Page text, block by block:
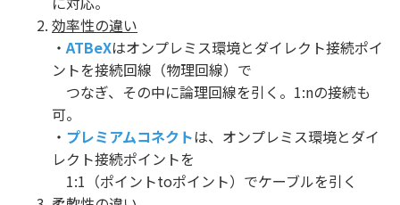
効率性の違い
・ATBeXはオンプレミス環境とダイレクト接続ポイ
ントを接続回線（物理回線）で
つなぎ、その中に論理回線を引く。1:nの接続も
可。
・ プレミアムコネクトは、オンプレミス環境とダイ
レクト接続ポイントを
1:1（ポイントtoポイント）でケーブルを引く